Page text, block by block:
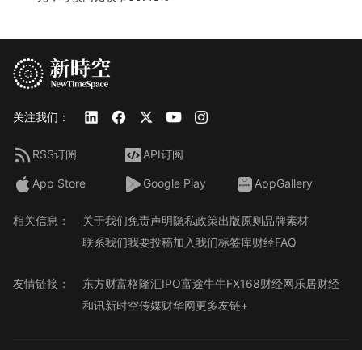
关注我们：
RSS订阅 API订阅
App Store Google Play AppGallery
相关信息： 关于我们免责声明隐私政策出版原则品牌素材
联系我们我要投稿加入我们标签库财经FAQ
友情链接： 东方财富格隆汇IPO富途牛牛FX168财经网乐居财经
和讯新时空传媒财华网更多友链+